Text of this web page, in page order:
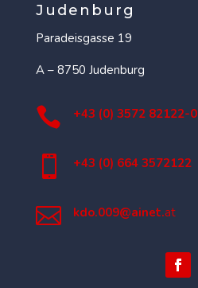
Judenburg
Paradeisgasse 19
A – 8750 Judenburg
 +43 (0) 3572 82122-0
 +43 (0) 664 3572122
 kdo.009@ainet.at